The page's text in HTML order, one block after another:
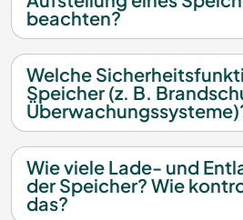
beachten?
Welche
Speicher (z. B.
Wie viele Lade- und
der Speicher? Wie
das?